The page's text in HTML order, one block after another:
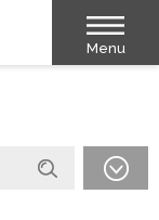
Menu